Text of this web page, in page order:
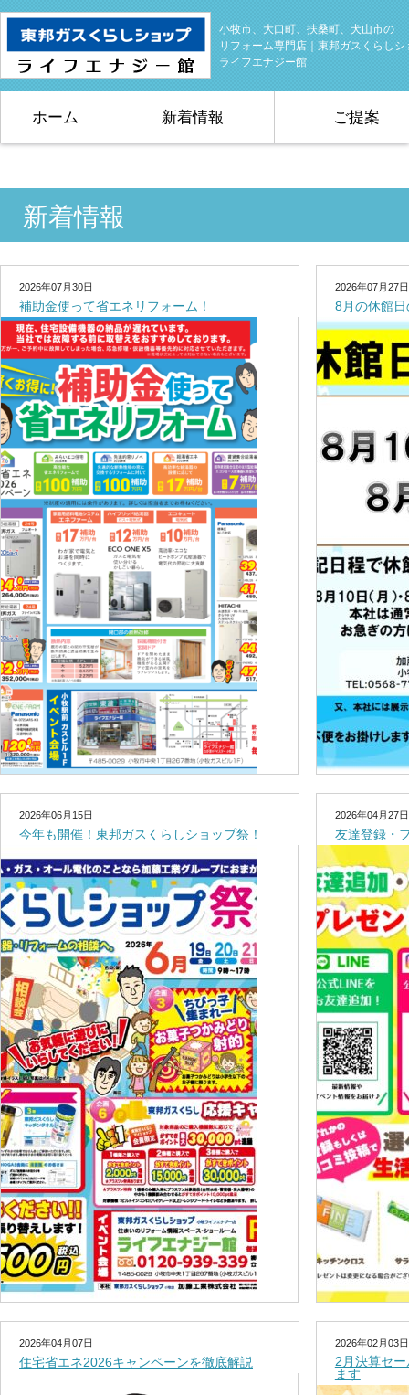
小牧市、大口町、扶桑町、犬山市の
リフォーム専門店｜東邦ガスくらしシ
ライフエナジー館
ホーム 新着情報 ご提案
新着情報
2026年07月30日
補助金使って省エネリフォーム！
2026年07月27日
8月の休館
2026年06月15日
今年も開催！東邦ガスくらしショップ祭！
2026年04月27日
友達登録・
2026年04月07日
住宅省エネ2026キャンペーンを徹底解説
2026年02月03日
2月決算セ
ます